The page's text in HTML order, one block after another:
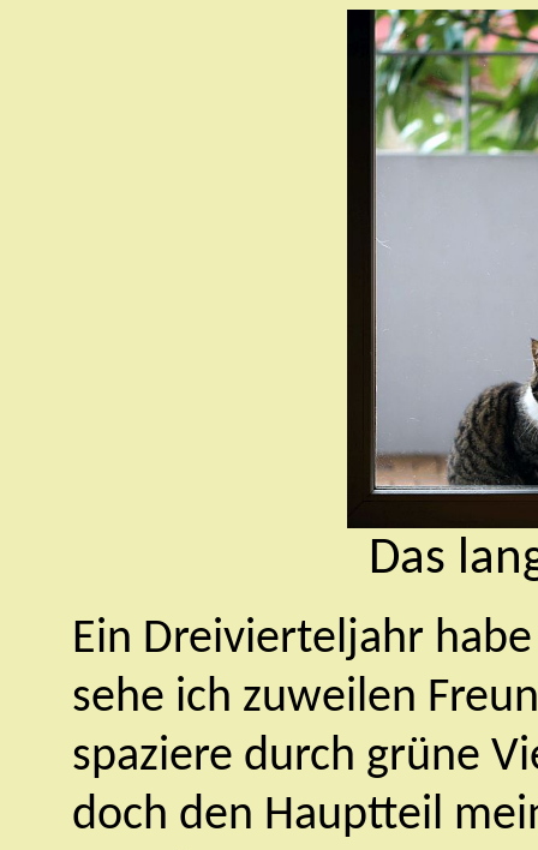
Das
Ein Dreivierteljahr
sehe ich zuweilen
spaziere durch grüne
doch den Hauptteil